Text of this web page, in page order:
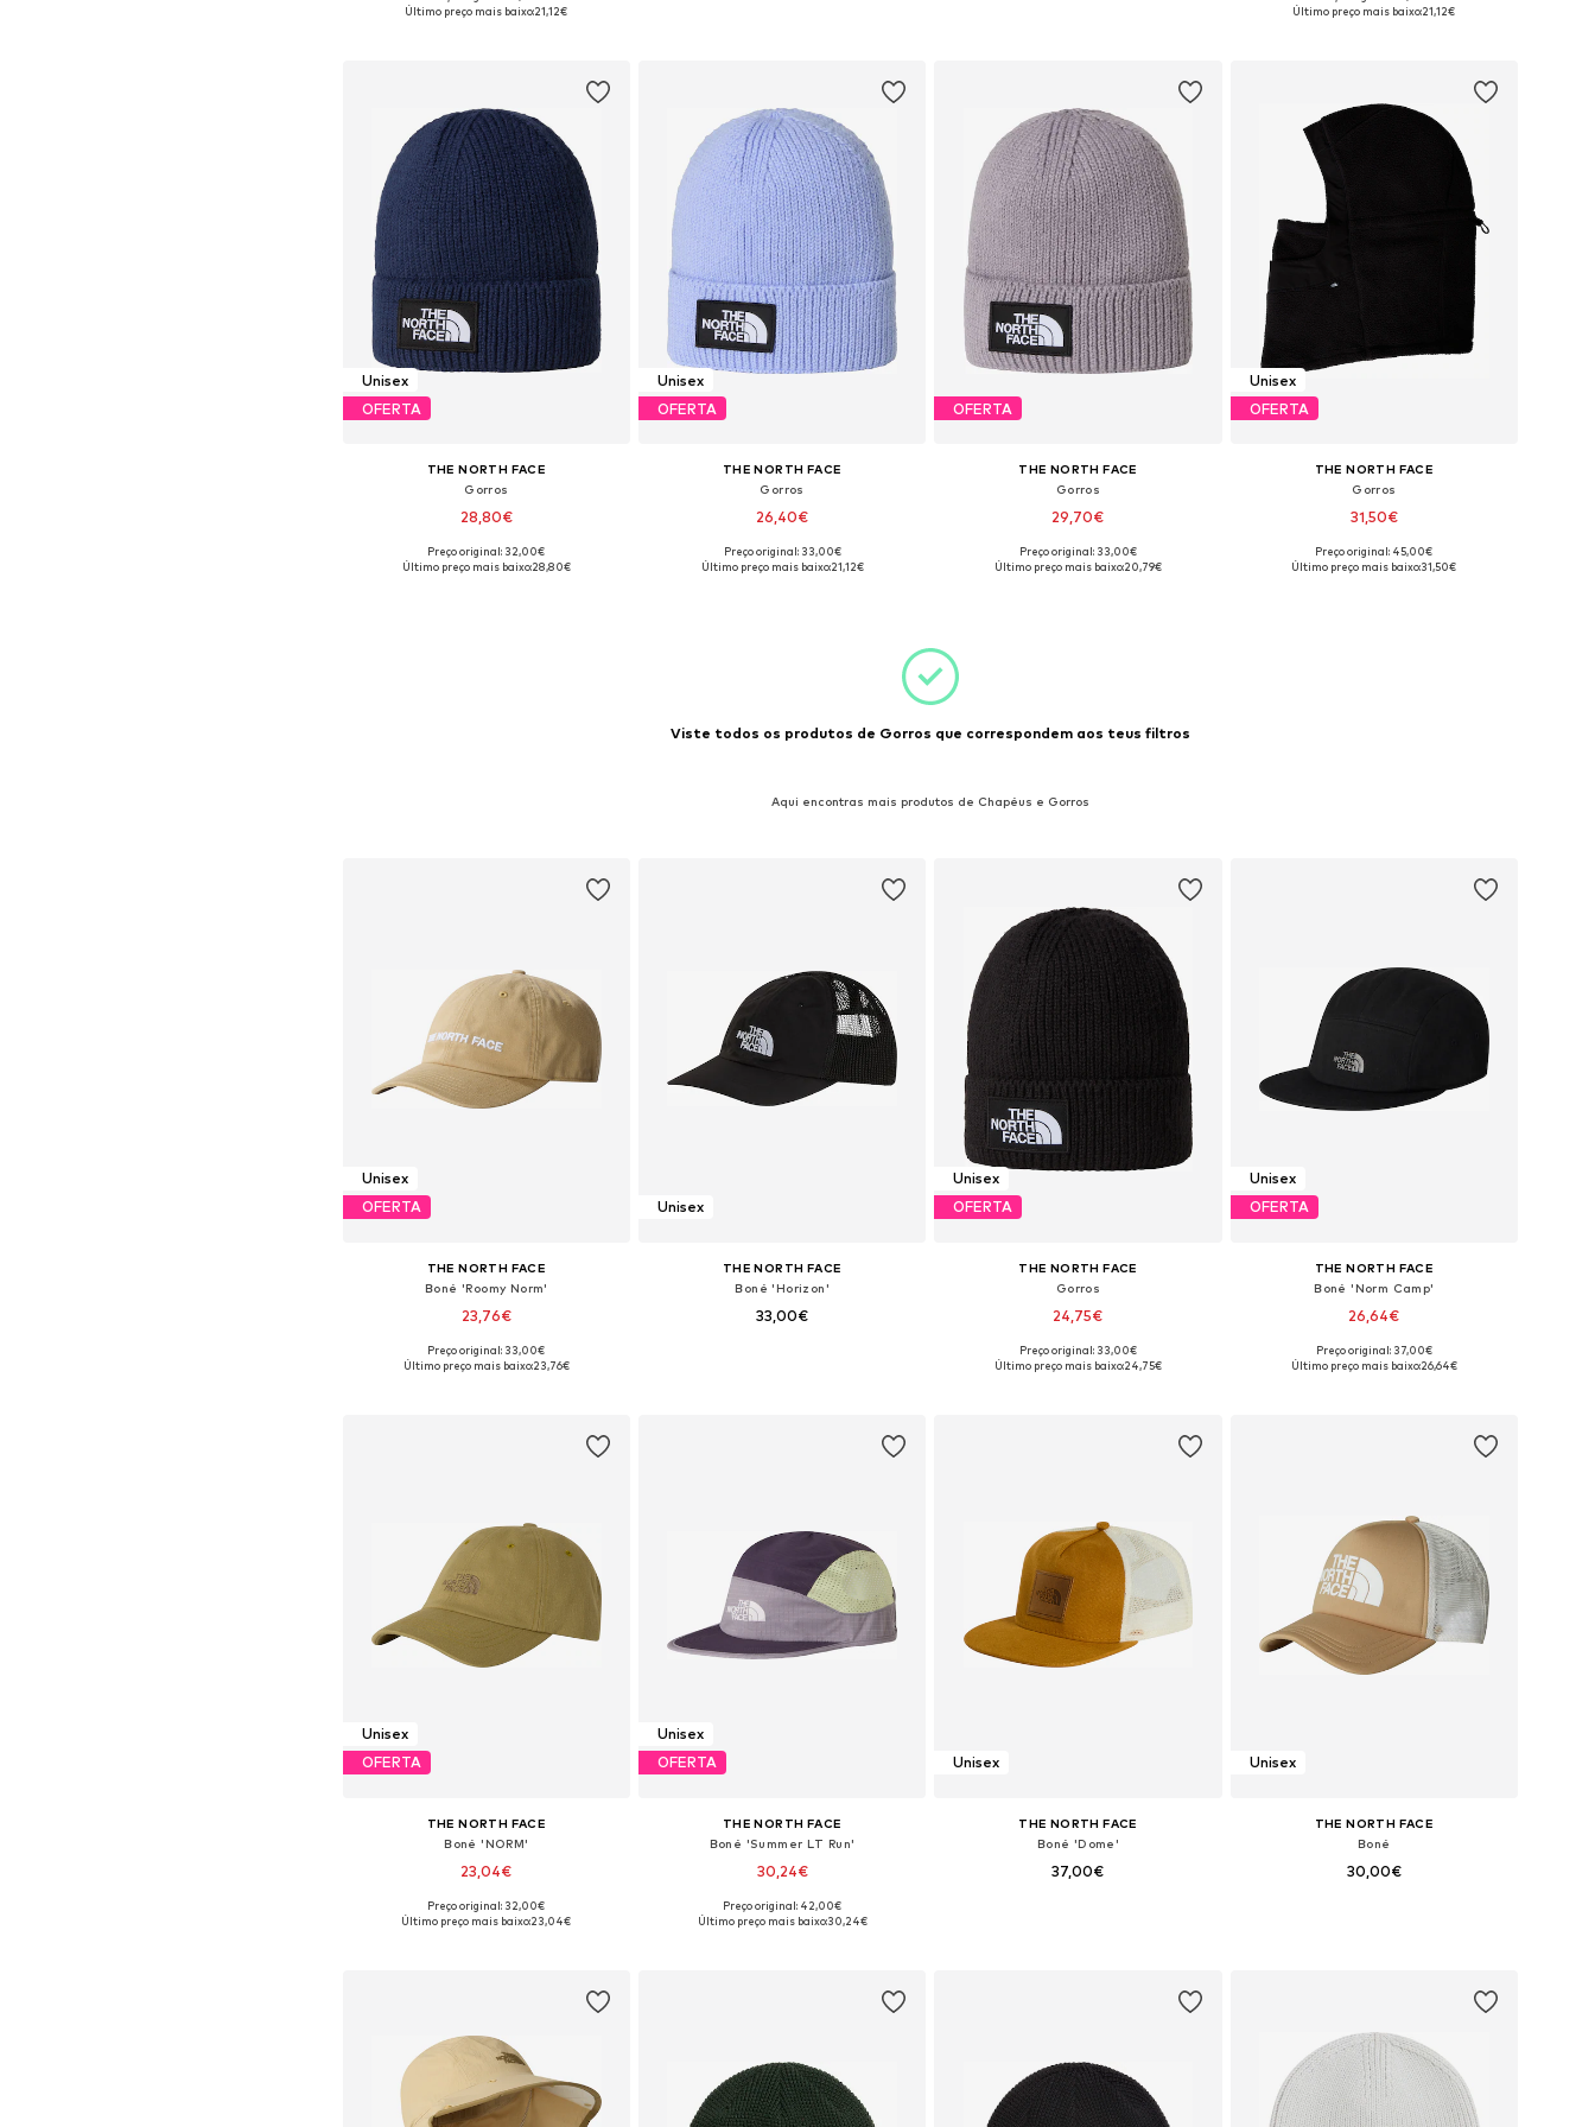
Tamanhos disponíveis: 55-60
Último preço mais baixo:21,12€
Tamanhos disponíveis: 55-60
Último preço mais baixo:21,12€
Unisex
OFERTA
THE NORTH FACE
Gorros
28,80€
Tamanhos disponíveis: 55-60
Preço original: 32,00€
Último preço mais baixo:28,80€
Unisex
OFERTA
THE NORTH FACE
Gorros
26,40€
Tamanhos disponíveis: 55-60
Preço original: 33,00€
Último preço mais baixo:21,12€
OFERTA
THE NORTH FACE
Gorros
29,70€
Tamanhos disponíveis: 55-60
Preço original: 33,00€
Último preço mais baixo:20,79€
Unisex
OFERTA
THE NORTH FACE
Gorros
31,50€
Tamanhos disponíveis: 56-57
Preço original: 45,00€
Último preço mais baixo:31,50€
Viste todos os produtos de Gorros que correspondem aos teus filtros
Aqui encontras mais produtos de Chapéus e Gorros
Unisex
OFERTA
THE NORTH FACE
Boné 'Roomy Norm'
23,76€
Tamanhos disponíveis: 55-60
Preço original: 33,00€
Último preço mais baixo:23,76€
Unisex
THE NORTH FACE
Boné 'Horizon'
33,00€
Unisex
OFERTA
THE NORTH FACE
Gorros
24,75€
Tamanhos disponíveis: 55-60
Preço original: 33,00€
Último preço mais baixo:24,75€
Unisex
OFERTA
THE NORTH FACE
Boné 'Norm Camp'
26,64€
Tamanhos disponíveis: 55-60
Preço original: 37,00€
Último preço mais baixo:26,64€
Unisex
OFERTA
THE NORTH FACE
Boné 'NORM'
23,04€
Tamanhos disponíveis: 55-60
Preço original: 32,00€
Último preço mais baixo:23,04€
Unisex
OFERTA
THE NORTH FACE
Boné 'Summer LT Run'
30,24€
Tamanhos disponíveis: 55-60
Preço original: 42,00€
Último preço mais baixo:30,24€
Unisex
THE NORTH FACE
Boné 'Dome'
37,00€
Unisex
THE NORTH FACE
Boné
30,00€